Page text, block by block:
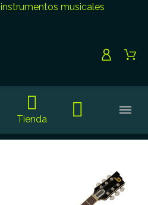
instrumentos musicales
Tienda